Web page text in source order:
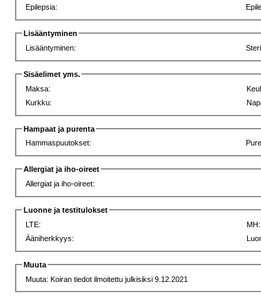
Epilepsia:
Lisääntyminen
Lisääntyminen:
Sisäelimet yms.
Maksa:
Kurkku:
Hampaat ja purenta
Hammaspuutokset:
Allergiat ja iho-oireet
Allergiat ja iho-oireet:
Luonne ja testitulokset
LTE:
MH:
Ääniherkkyys:
Muuta
Muuta: Koiran tiedot ilmoitettu julkisiksi 9.12.2021